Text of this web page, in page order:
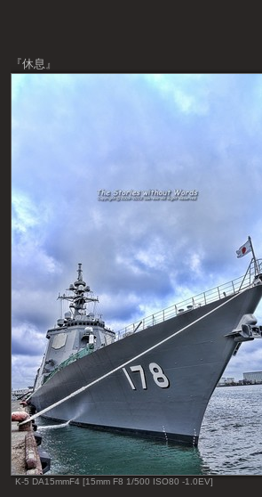
『休息』
K-5 DA15mmF4 [15mm F8 1/500 ISO80 -1.0EV]